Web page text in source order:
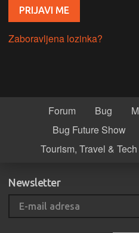
Zaboravljena lozinka?
Forum Bug
Bug Future Show
Tourism, Travel & Tech
Newsletter